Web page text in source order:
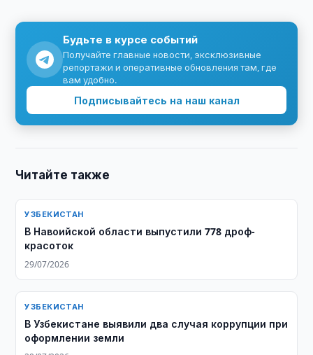
Будьте в курсе событий
Получайте главные новости, эксклюзивные
репортажи и оперативные обновления там, где
вам удобно.
Подписывайтесь на наш канал
Читайте также
УЗБЕКИСТАН
В Навоийской области выпустили 778 дроф-
красоток
29/07/2026
УЗБЕКИСТАН
В Узбекистане выявили два случая коррупции при
оформлении земли